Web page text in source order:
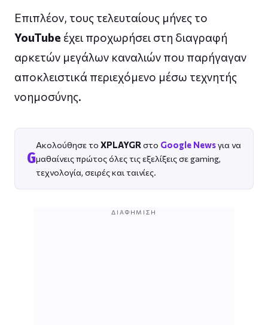
Επιπλέον, τους τελευταίους μήνες το
YouTube έχει προχωρήσει στη διαγραφή
αρκετών μεγάλων καναλιών που παρήγαγαν
αποκλειστικά περιεχόμενο μέσω τεχνητής
νοημοσύνης.
G
Ακολούθησε το XPLAYGR στο Google Newsγια να
μαθαίνεις πρώτος όλες τις εξελίξεις σε gaming,
τεχνολογία, σειρές και ταινίες.
ΔΙΑΦΉΜΙΣΗ